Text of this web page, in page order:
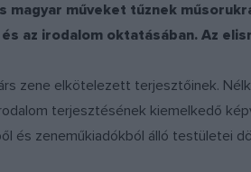
műveket tűznek
az irodalom oktatásában. Az
zene elkötelezett terjesztőinek.
terjesztésének kiemelkedő
és zeneműkiadókból álló testületei